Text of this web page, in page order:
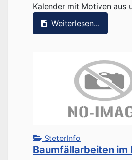
© OpenStreetMap
Kalender mit Motiven aus
Weiterlesen...
SteterInfo
Baumfällarbeiten im